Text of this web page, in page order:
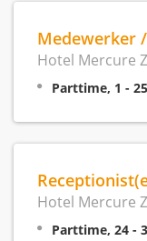
Medewerker
Hotel Mercure
Parttime, 1 -
Hotel Mercure
Parttime, 24 -